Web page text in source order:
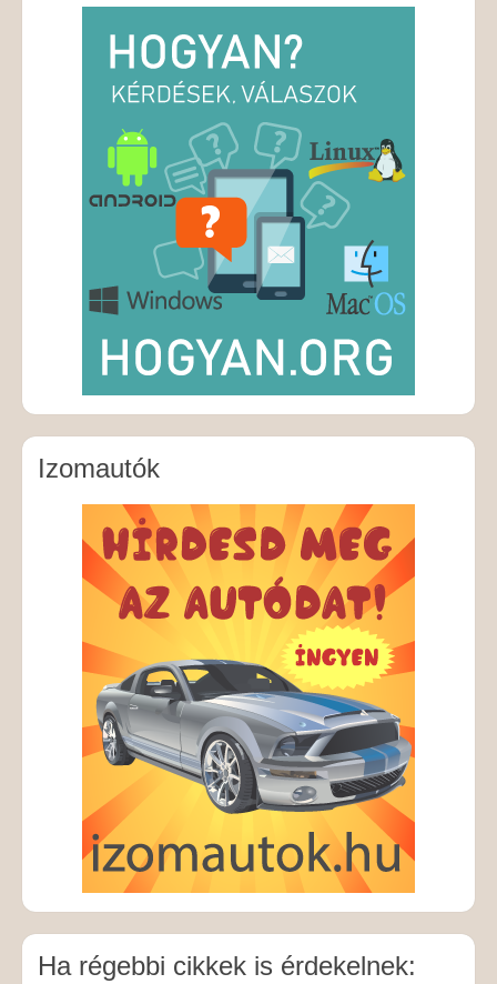
Izomautók
Ha régebbi cikkek is érdekelnek: